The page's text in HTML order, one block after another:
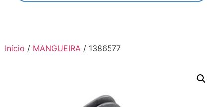
Início / MANGUEIRA / 1386577